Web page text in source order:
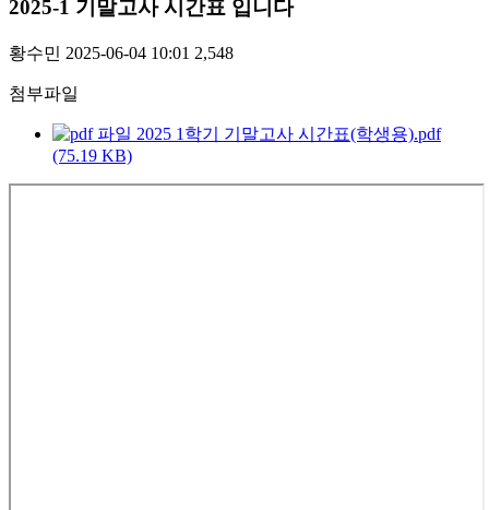
2025-1 기말고사 시간표 입니다
황수민 2025-06-04 10:01 2,548
첨부파일
2025 1학기 기말고사 시간표(학생용).pdf
(75.19 KB)